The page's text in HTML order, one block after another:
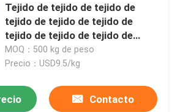
Tejido de tejido de tejido de
tejido de tejido de tejido de
tejido de tejido de tejido de
tejido de tejido de tejido de
tejido de tejido de tejido de
tejido de tejido de tejido de
tejido de tejido de tejido de
MOQ：500 kg de peso
Precio：USD9.5/kg
Contacto